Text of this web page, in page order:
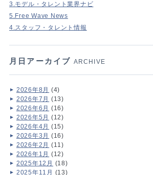
3.モデル・タレント業界ナビ
5.Free Wave News
4.スタッフ・タレント情報
月日アーカイブ ARCHIVE
2026年8月 (4)
2026年7月 (13)
2026年6月 (16)
2026年5月 (12)
2026年4月 (15)
2026年3月 (16)
2026年2月 (11)
2026年1月 (12)
2025年12月 (18)
2025年11月 (13)